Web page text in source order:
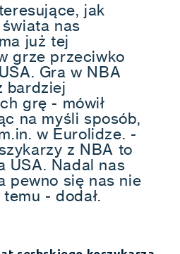
jak
nas
już tej
grze przeciwko
Gra w NBA
bardziej
grę - mówił
na myśli sposób,
w Eurolidze. -
z NBA to
USA. Nadal nas
pewno się nas nie
- dodał.